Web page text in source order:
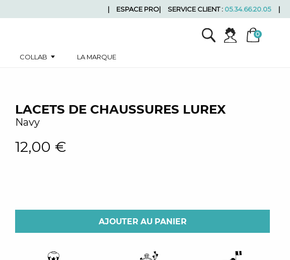
ESPACE PRO SERVICE CLIENT : 05.34.66.20.05
COLLAB LA MARQUE
LACETS DE CHAUSSURES LUREX
Navy
12,00 €
AJOUTER AU PANIER